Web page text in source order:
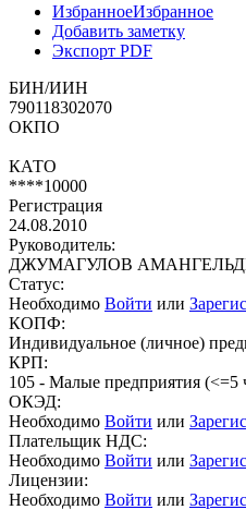
ИзбранноеИзбранное
Добавить заметку
Экспорт PDF
БИН/ИИН
790118302070
ОКПО
КАТО
****10000
Регистрация
24.08.2010
Руководитель:
ДЖУМАГУЛОВ
Статус:
Необходимо Войти или
КОПФ:
Индивидуальное (личное)
КРП:
105 - Малые предприятия (<=5
ОКЭД:
Необходимо Войти или
Плательщик НДС:
Необходимо Войти или
Лицензии:
Необходимо Войти или